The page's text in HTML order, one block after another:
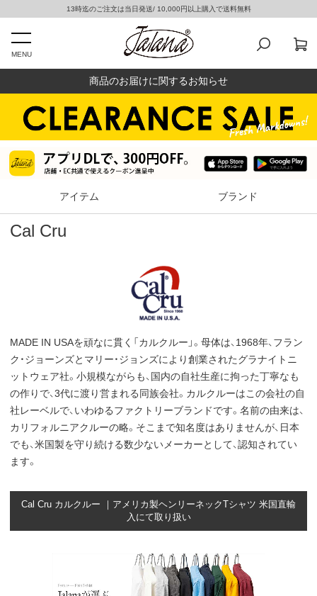
13時迄のご注文は当日発送/ 10,000円以上購入で送料無料
MENU
商品のお届けに関するお知らせ
アイテム ブランド
Cal Cru
MADE IN USAを頑なに貫く「カルクルー」。母体は、1968年、フラン
ク・ジョーンズとマリー・ジョンズにより創業されたグラナイトニ
ットウェア社。小規模ながらも、国内の自社生産に拘った丁寧なも
の作りで、3代に渡り営まれる同族会社。カルクルーはこの会社の自
社レーベルで、いわゆるファクトリーブランドです。名前の由来は、
カリフォルニアクルーの略。そこまで知名度はありませんが、日本
でも、米国製を守り続ける数少ないメーカーとして、認知されてい
ます。
Cal Cru カルクルー ｜アメリカ製ヘンリーネックTシャツ 米国直輸
入にて取り扱い